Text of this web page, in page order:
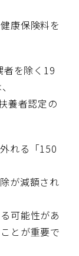
康保険料を
を除く 19
養者認定の
れる「150
が減額され
可能性があ
とが重要で